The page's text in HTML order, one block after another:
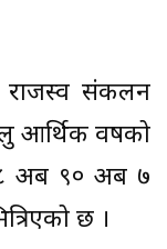
राजस्व संकलन
आर्थिक वर्षको
अर्ब ९० अर्ब ७
छ ।